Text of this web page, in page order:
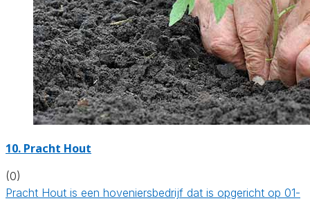
10. Pracht Hout
(0)
Pracht Hout is een hoveniersbedrijf dat is opgericht op 01-